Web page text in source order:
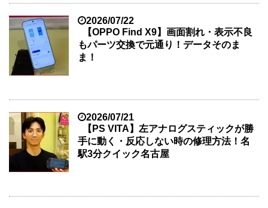
2026/07/22
【OPPO Find X9】画面割れ・表示不良
もパーツ交換で元通り！データそのま
ま！
2026/07/21
【PS VITA】左アナログスティックが勝
手に動く・反応しない時の修理方法！名
駅3分クイック名古屋